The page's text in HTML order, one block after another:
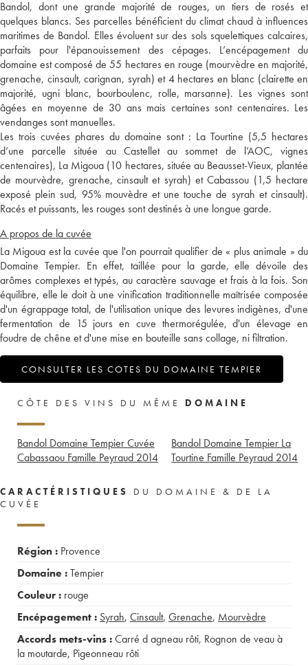
Bandol, dont une grande majorité de rouges, un tiers de rosés et
quelques blancs. Ses parcelles bénéficient du climat chaud à influences
maritimes de Bandol. Elles évoluent sur des sols squelettiques calcaires,
parfaits pour l'épanouissement des cépages. L’encépagement du
domaine est composé de 55 hectares en rouge (mourvèdre en majorité,
grenache, cinsault, carignan, syrah) et 4 hectares en blanc (clairette en
majorité, ugni blanc, bourboulenc, rolle, marsanne). Les vignes sont
âgées en moyenne de 30 ans mais certaines sont centenaires. Les
vendanges sont manuelles.
Les trois cuvées phares du domaine sont : La Tourtine (5,5 hectares
d’une parcelle située au Castellet au sommet de l’AOC, vignes
centenaires), La Migoua (10 hectares, située au Beausset-Vieux, plantée
de mourvèdre, grenache, cinsault et syrah) et Cabassou (1,5 hectare
exposé plein sud, 95% mouvèdre et une touche de syrah et cinsault).
Racés et puissants, les rouges sont destinés à une longue garde.
A propos de la cuvée
La Migoua est la cuvée que l'on pourrait qualifier de « plus animale » du
Domaine Tempier. En effet, taillée pour la garde, elle dévoile des
arômes complexes et typés, au caractère sauvage et frais à la fois. Son
équilibre, elle le doit à une vinification traditionnelle maîtrisée composée
d'un égrappage total, de l'utilisation unique des levures indigènes, d'une
fermentation de 15 jours en cuve thermorégulée, d'un élevage en
foudre de chêne et d'une mise en bouteille sans collage, ni filtration.
CONSULTER LES COTES DU DOMAINE TEMPIER
CÔTE DES VINS DU MÊME DOMAINE
Bandol Domaine Tempier Cuvée
Cabassaou Famille Peyraud 2014
Bandol Domaine Tempier La
Tourtine Famille Peyraud 2014
CARACTÉRISTIQUES
DU DOMAINE & DE LA
CUVÉE
Région : Provence
Domaine :Tempier
Couleur : rouge
Encépagement : Syrah, Cinsault, Grenache, Mourvèdre
Accords mets-vins :Carré d agneau rôti, Rognon de veau à
la moutarde, Pigeonneau rôti